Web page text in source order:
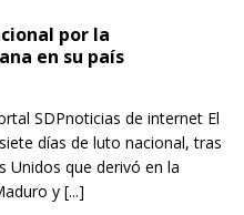
por la
en su país
SDPnoticias de internet El
días de luto nacional, tras
Unidos que derivó en la
y [...]